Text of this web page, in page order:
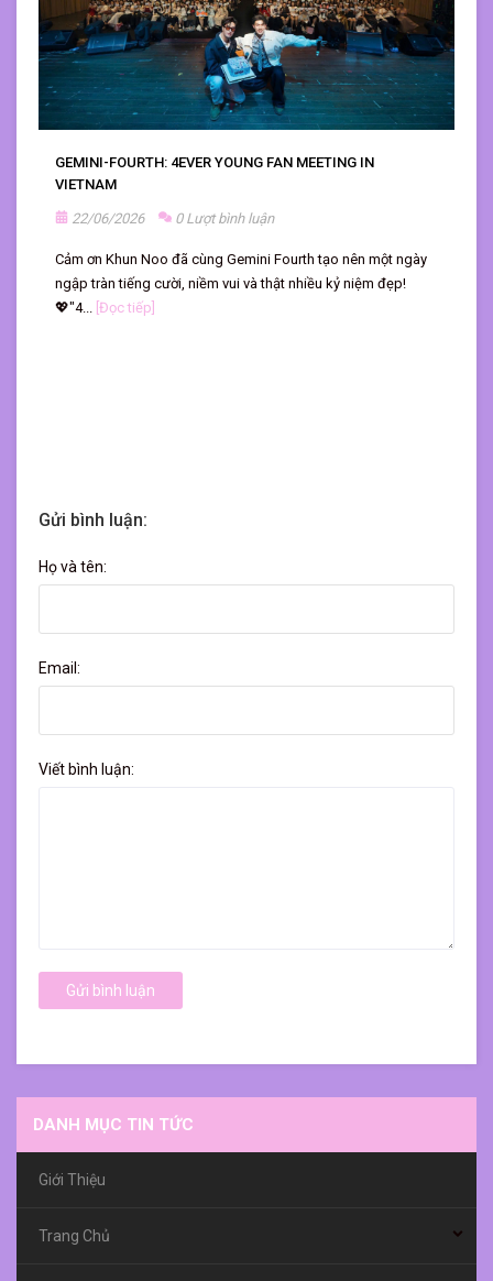
GEMINI-FOURTH: 4EVER YOUNG FAN MEETING IN
VIETNAM
22/06/2026 0 Lượt bình luận
Cảm ơn Khun Noo đã cùng Gemini Fourth tạo nên một ngày
ngập tràn tiếng cười, niềm vui và thật nhiều kỷ niệm đẹp!
💖"4... [Đọc tiếp]
Gửi bình luận:
Họ và tên:
Email:
Viết bình luận:
Gửi bình luận
DANH MỤC TIN TỨC
Giới Thiệu
Trang Chủ